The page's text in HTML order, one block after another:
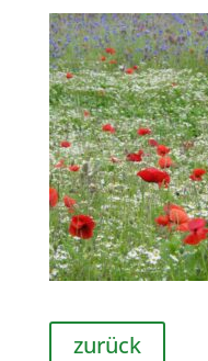
zurück